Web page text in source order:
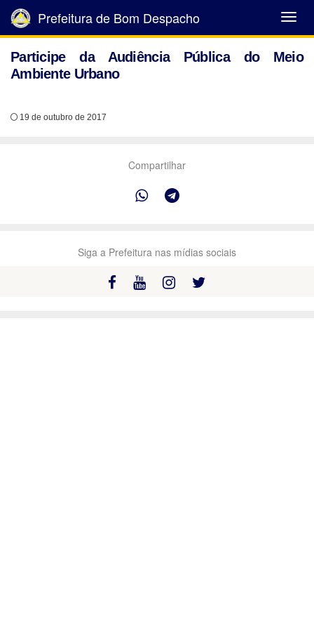
Abrir
Menu
Prefeitura de Bom Despacho
Participe da Audiência Pública do Meio
Ambiente Urbano
19 de outubro de 2017
Compartilhar
Siga a Prefeitura nas mídias sociais